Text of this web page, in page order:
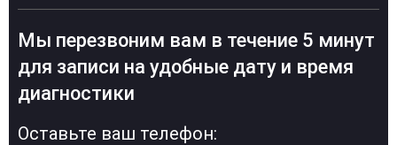
Мы перезвоним вам в течение 5 минут
для записи на удобные дату и время
диагностики
Оставьте ваш телефон: